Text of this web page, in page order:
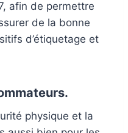
afin de permettre
de la bonne
d’étiquetage et
physique et la